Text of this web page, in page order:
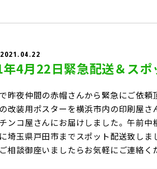
2021.04.22
4月22日緊急配送＆スポ
昨夜仲間の赤帽さんから緊急にご依頼
改装用ポスターを横浜市内の印刷屋さ
ンコ屋さんにお届けしました。午前
埼玉県戸田市までスポット配送致しま
相談御座いましたらお気軽にご連絡く